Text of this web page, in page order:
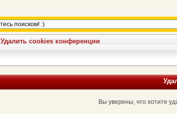
Удалить cookies конференции
Вы уверены, что хотите